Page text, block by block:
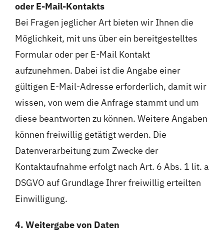
oder E-Mail-Kontakts
Bei Fragen jeglicher Art bieten wir Ihnen die
Möglichkeit, mit uns über ein bereitgestelltes
Formular oder per E-Mail Kontakt
aufzunehmen. Dabei ist die Angabe einer
gültigen E-Mail-Adresse erforderlich, damit wir
wissen, von wem die Anfrage stammt und um
diese beantworten zu können. Weitere Angaben
können freiwillig getätigt werden. Die
Datenverarbeitung zum Zwecke der
Kontaktaufnahme erfolgt nach Art. 6 Abs. 1 lit. a
DSGVO auf Grundlage Ihrer freiwillig erteilten
Einwilligung.
4. Weitergabe von Daten